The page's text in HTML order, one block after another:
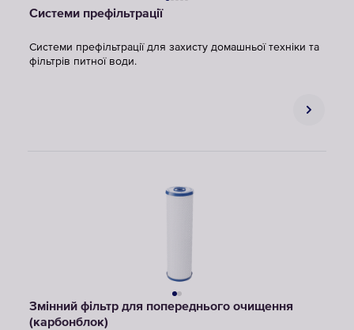
Системи префільтрації
Системи префільтрації для захисту домашньої техніки та
фільтрів питної води.
Змінний фільтр для попереднього очищення
(карбонблок)